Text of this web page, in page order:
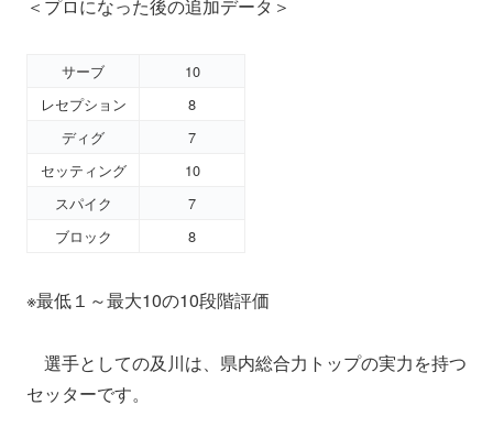
＜プロになった後の追加データ＞
サーブ
10
レセプション
8
ディグ
7
セッティング
10
スパイク
7
ブロック
8
※最低１～最大10の10段階評価
選手としての及川は、県内総合力トップの実力を持つ
セッターです。